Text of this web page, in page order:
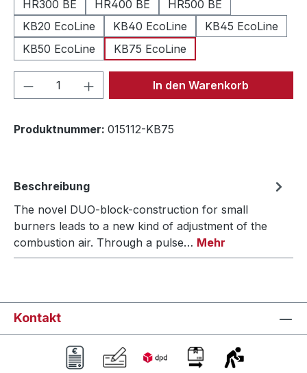
HR300 BE
HR400 BE
HR500 BE
KB20 EcoLine
KB40 EcoLine
KB45 EcoLine
KB50 EcoLine
KB75 EcoLine
Produkt Anzahl: Gib denIn den Warenkorb
Produktnummer: 015112-KB75
Beschreibung
The novel DUO-block-construction for small
burners leads to a new kind of adjustment of the
combustion air. Through a pulse… Mehr
Kontakt